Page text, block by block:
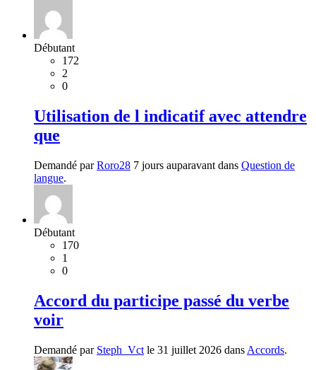
Débutant
172
2
0
Utilisation de l indicatif avec attendre
que
Demandé parRoro28 7 jours auparavant dans Question de
langue.
Débutant
170
1
0
Accord du participe passé du verbe
voir
Demandé par Steph_Vct le 31 juillet 2026 dans Accords.